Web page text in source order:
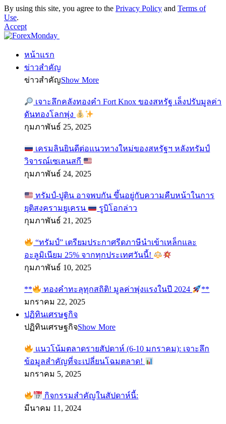
By using this site, you agree to the Privacy Policy and Terms of
Use.
Accept
หน้าแรก
ข่าวสำคัญ
ข่าวสำคัญShow More
เจาะลึกคลังทองคำ Fort Knox ของสหรัฐ เล็งปรับมูลค่า
ดันทองโลกพุ่ง
กุมภาพันธ์ 25, 2025
เครมลินยินดีต่อแนวทางใหม่ของสหรัฐฯ หลังทรัมป์
วิจารณ์เซเลนสกี
กุมภาพันธ์ 24, 2025
ทรัมป์-ปูติน อาจพบกัน ขึ้นอยู่กับความคืบหน้าในการ
ยุติสงครามยูเครน
รูบิโอกล่าว
กุมภาพันธ์ 21, 2025
“ทรัมป์” เตรียมประกาศรีดภาษีนำเข้าเหล็กและ
อะลูมิเนียม 25% จากทุกประเทศวันนี้!
กุมภาพันธ์ 10, 2025
** ทองคำทะลุทุกสถิติ! มูลค่าพุ่งแรงในปี 2024
**
มกราคม 22, 2025
ปฏิทินเศรษฐกิจ
ปฏิทินเศรษฐกิจShow More
แนวโน้มตลาดรายสัปดาห์ (6-10 มกราคม): เจาะลึก
ข้อมูลสำคัญที่จะเปลี่ยนโฉมตลาด!
มกราคม 5, 2025
กิจกรรมสำคัญในสัปดาห์นี้:
มีนาคม 11, 2024